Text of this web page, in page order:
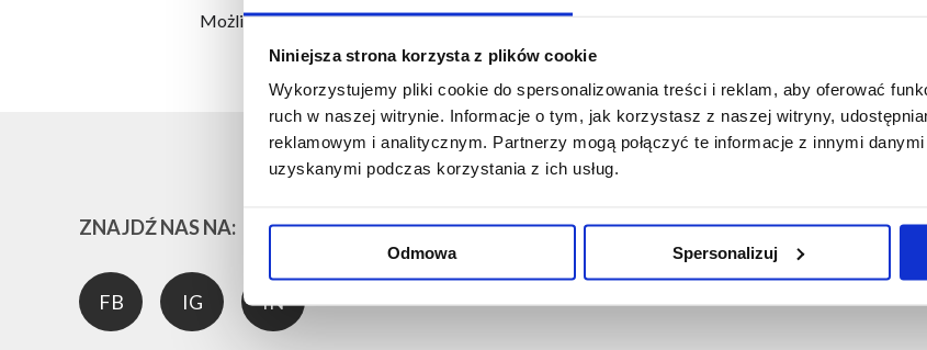
Niniejsza strona korzysta z plików cookie
Wykorzystujemy pliki cookie do spersonalizowania treści i reklam, aby oferować
ruch w naszej witrynie. Informacje o tym, jak korzystasz z naszej witryny,
reklamowym i analitycznym. Partnerzy mogą połączyć te informacje z innymi
uzyskanymi podczas korzystania z ich usług.
Odmowa Spersonalizuj
Możliwość komentowania została wyłączona.
ZNAJDŹ NAS NA:
FB IG IN